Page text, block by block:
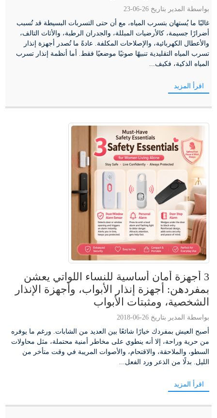
بواسطة المدير بتاريخ 26-06-23
غالبًا ما يُستهان بتسرب المياه، مع أن حتى التسربات البسيطة قد تُسبب
أضرارًا جسيمة، كالأرضيات المبللة، والجدران الرطبة، والأثاث التالف،
والأعطال الكهربائية، والإصلاحات المكلفة. عادةً ما تُصدر أجهزة إنذار
تسرب المياه التقليدية تنبيهًا صوتيًا موضعيًا فقط. أما أنظمة إنذار تسرب
المياه الذكية، فكيف...
اقرأ المزيد
3 أجهزة أمان أساسية للنساء اللواتي يعشن
بمفردهن: أجهزة إنذار الأبواب، وأجهزة الإنذار
الشخصية، ومثبتات الأبواب
بواسطة المدير بتاريخ 26-06-2018
أصبح العيش بمفردك خيارًا شائعًا بين العديد من الشابات. ورغم ما يوفره
من حرية وراحة، إلا أنه ينطوي على مخاطر أمنية محتملة، مثل محاولات
السطو، والملاحقة، والاقتحام، والأصوات المريبة في وقت متأخر من
الليل. بدلًا من الذعر ورد الفعل...
اقرأ المزيد